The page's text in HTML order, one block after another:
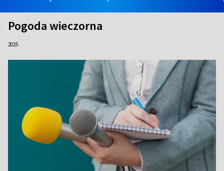
Pogoda wieczorna
2025